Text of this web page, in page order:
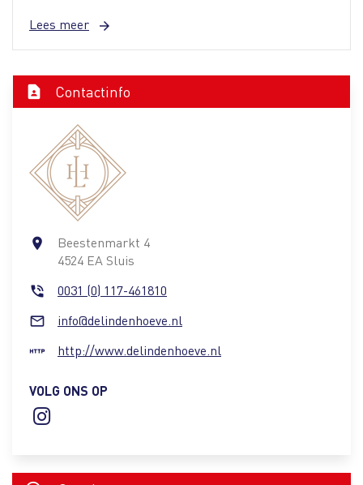
Lees meer
arrow_forward
contact_page Contactinfo
place
Beestenmarkt 4
4524 EA Sluis
phone_in_talk 0031 (0) 117-461810
mail_outline info@delindenhoeve.nl
http http://www.delindenhoeve.nl
VOLG ONS OP
instagram